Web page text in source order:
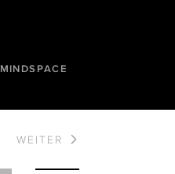
MINDSPACE
WEITER